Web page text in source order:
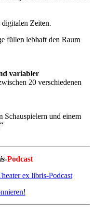
Zeiten.
füllen lebhaft den Raum
variabler
20 verschiedenen
Schauspielern und einem
-Podcast